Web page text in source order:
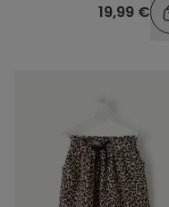
19,99 €